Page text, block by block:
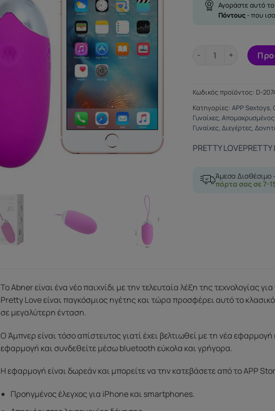
Αγοράστε αυτό
Πόντους - που
PRETTY LOVE ABNER
Κωδικός προϊόντος: D-
Κατηγορίες: APP Sextoys,
Γυναίκες,
Γυναίκες, Διεγέρτες,
PRETTY LOVEPRETTY
Άμεσα Διαθέσιμο -
πόρτα σας σε 7-
Το Abner είναι ένα νέο παιχνίδι με την τελευταία λέξη της τεχνολογίας
Pretty Love είναι παγκόσμιος ηγέτης και τώρα προσφέρει αυτό το
σε μεγαλύτερη ένταση.
Ο Άμπνερ είναι τόσο απίστευτος γιατί έχει βελτιωθεί με τη νέα
εφαρμογή και συνδεθείτε μέσω bluetooth εύκολα και γρήγορα.
Η εφαρμογή είναι δωρεάν και μπορείτε να την κατεβάσετε από το APP
Προηγμένος έλεγχος για iPhone και smartphones.